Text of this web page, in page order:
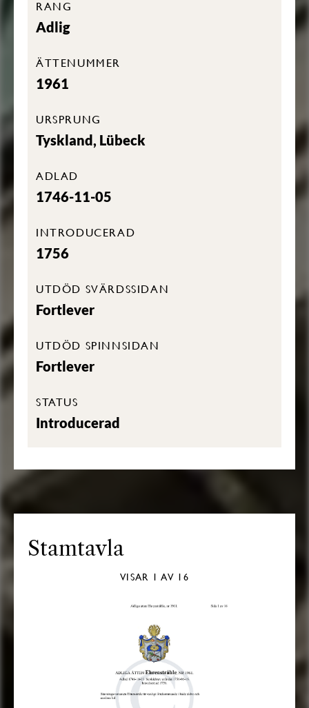
RANG
Adlig
ÄTTENUMMER
1961
URSPRUNG
Tyskland, Lübeck
ADLAD
1746-11-05
INTRODUCERAD
1756
UTDÖD SVÄRDSSIDAN
Fortlever
UTDÖD SPINNSIDAN
Fortlever
STATUS
Introducerad
Stamtavla
VISAR 1 AV 16